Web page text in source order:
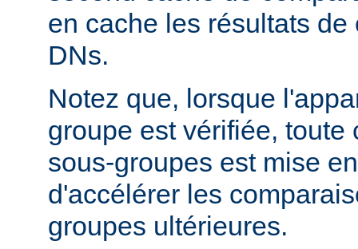
en cache les résultats
DNs.
Notez que, lorsque
groupe est vérifiée, toute
sous-groupes est mise
d'accélérer les
groupes ultérieures.